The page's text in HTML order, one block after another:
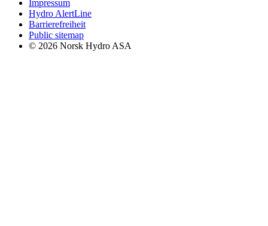
Impressum
Hydro AlertLine
Barrierefreiheit
Public sitemap
© 2026 Norsk Hydro ASA